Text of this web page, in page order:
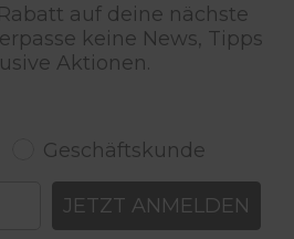
auf deine nächste
keine News, Tipps
Aktionen.
Geschäftskunde
JETZT ANMELDEN